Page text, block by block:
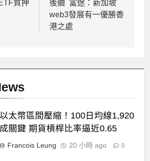
質押
後續 富途：新加坡
web3發展有一優勝香
港之處
以太幣區間壓縮！100日均線1,920
成關鍵 期貨槓桿比率逼近0.65
Francois Leung 20 小時 ago 0